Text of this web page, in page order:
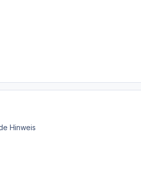
Hinweis